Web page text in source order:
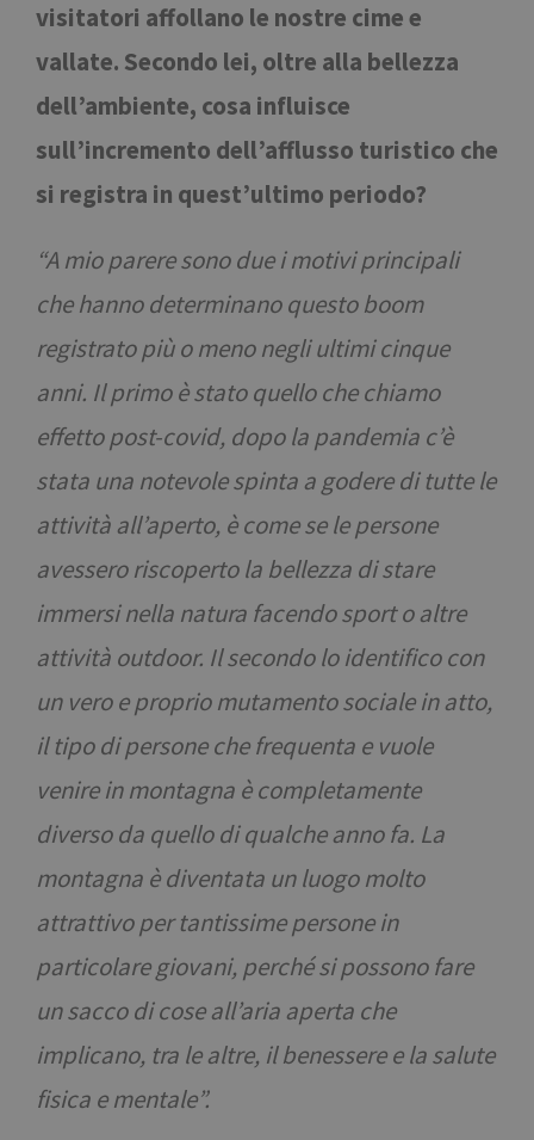
visitatori affollano le nostre cime e
vallate. Secondo lei, oltre alla bellezza
dell’ambiente, cosa influisce
sull’incremento dell’afflusso turistico che
si registra in quest’ultimo periodo?
“A mio parere sono due i motivi principali
che hanno determinano questo boom
registrato più o meno negli ultimi cinque
anni. Il primo è stato quello che chiamo
effetto post-covid, dopo la pandemia c’è
stata una notevole spinta a godere di tutte le
attività all’aperto, è come se le persone
avessero riscoperto la bellezza di stare
immersi nella natura facendo sport o altre
attività outdoor. Il secondo lo identifico con
un vero e proprio mutamento sociale in atto,
il tipo di persone che frequenta e vuole
venire in montagna è completamente
diverso da quello di qualche anno fa. La
montagna è diventata un luogo molto
attrattivo per tantissime persone in
particolare giovani, perché si possono fare
un sacco di cose all’aria aperta che
implicano, tra le altre, il benessere e la salute
fisica e mentale”.